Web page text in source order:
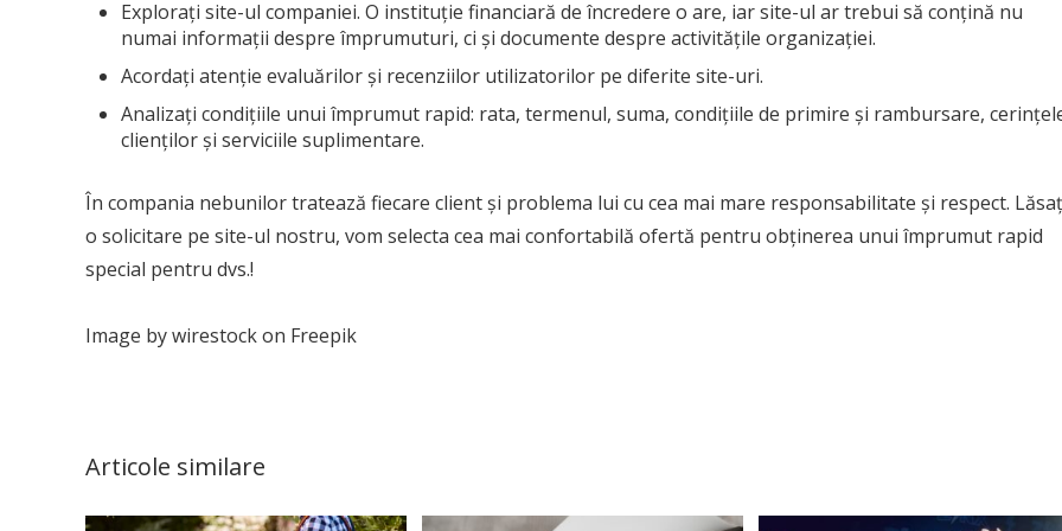
Explorați site-ul companiei. O instituție financiară de încredere o are, iar site-ul ar trebui să conțină nu
numai informații despre împrumuturi, ci și documente despre activitățile organizației.
Acordați atenție evaluărilor și recenziilor utilizatorilor pe diferite site-uri.
Analizați condițiile unui împrumut rapid: rata, termenul, suma, condițiile de primire și rambursare,
clienților și serviciile suplimentare.
În compania nebunilor tratează fiecare client și problema lui cu cea mai mare responsabilitate și respect.
o solicitare pe site-ul nostru, vom selecta cea mai confortabilă ofertă pentru obținerea unui împrumut rapid
special pentru dvs.!
Image by wirestock on Freepik
Articole similare